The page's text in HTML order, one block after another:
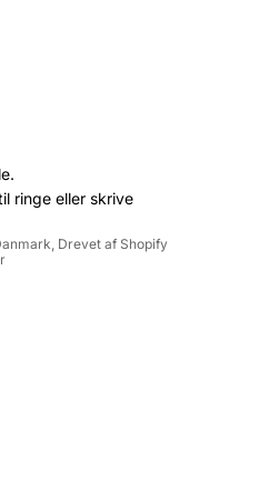
ringe eller skrive
, Drevet af Shopify